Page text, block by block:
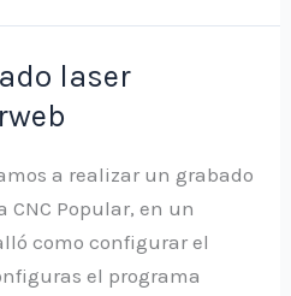
laser
a realizar un grabado
Popular, en un
como configurar el
el programa